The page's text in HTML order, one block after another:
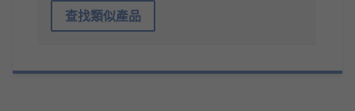
查找類似產品